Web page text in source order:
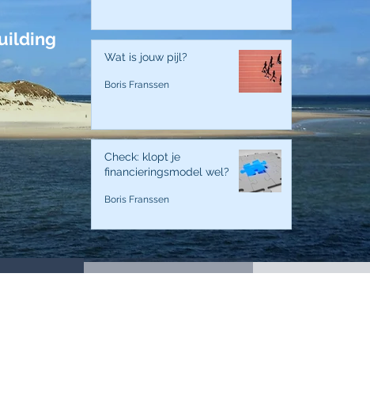
Wat is jouw pijl?
Boris Franssen
Check: klopt je
financieringsmodel wel?
Boris Franssen